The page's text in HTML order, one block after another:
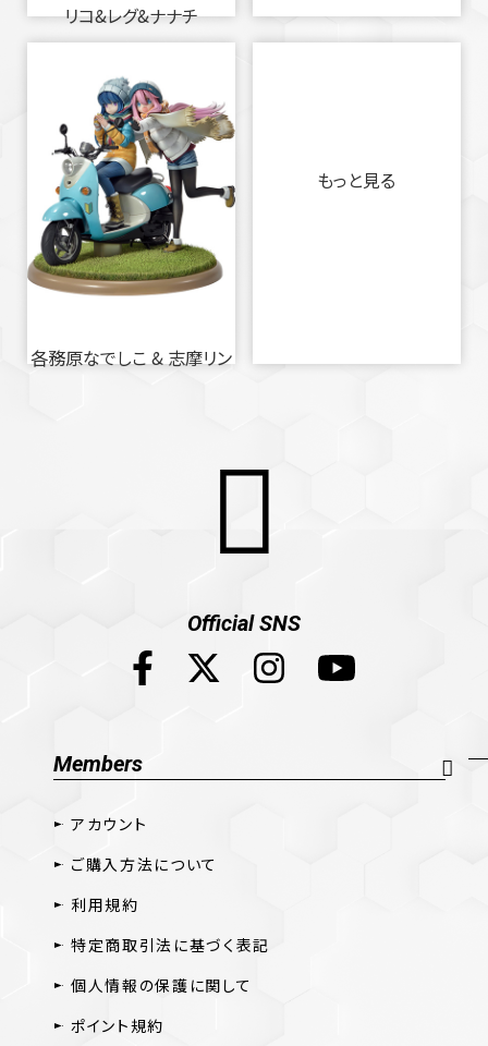
リコ&レグ&ナナチ
各務原なでしこ & 志摩リン
もっと見る
Official SNS
Members
アカウント
ご購入方法について
利用規約
特定商取引法に基づく表記
個人情報の保護に関して
ポイント規約